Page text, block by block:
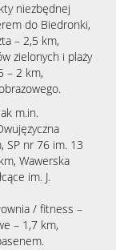
niezbędnej
do Biedronki,
– 2,5 km,
zielonych i plaży
– 2 km,
m.in.
SP nr 76 im. 13
Wawerska
im. J.
/ fitness –
– 1,7 km,